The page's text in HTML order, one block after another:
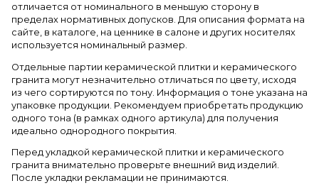
отличается от номинального в меньшую сторону в
пределах нормативных допусков. Для описания формата на
сайте, в каталоге, на ценнике в салоне и других носителях
используется номинальный размер.
Отдельные партии керамической плитки и керамического
гранита могут незначительно отличаться по цвету, исходя
из чего сортируются по тону. Информация о тоне указана на
упаковке продукции. Рекомендуем приобретать продукцию
одного тона (в рамках одного артикула) для получения
идеально однородного покрытия.
Перед укладкой керамической плитки и керамического
гранита внимательно проверьте внешний вид изделий.
После укладки рекламации не принимаются.